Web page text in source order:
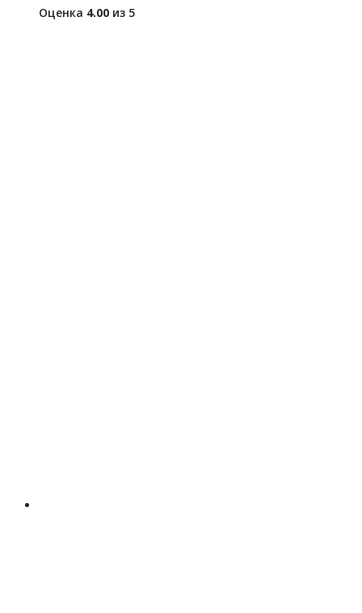
Оценка 4.00 из 5